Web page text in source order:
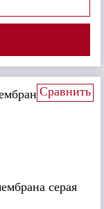
серая
Сравнить